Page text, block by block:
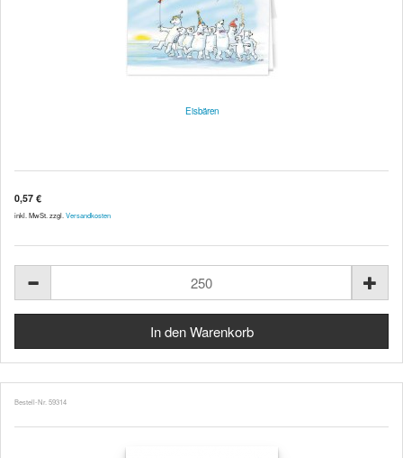
Eisbären
0,57 €
inkl. MwSt. zzgl. Versandkosten
Bestell-Nr. 59314